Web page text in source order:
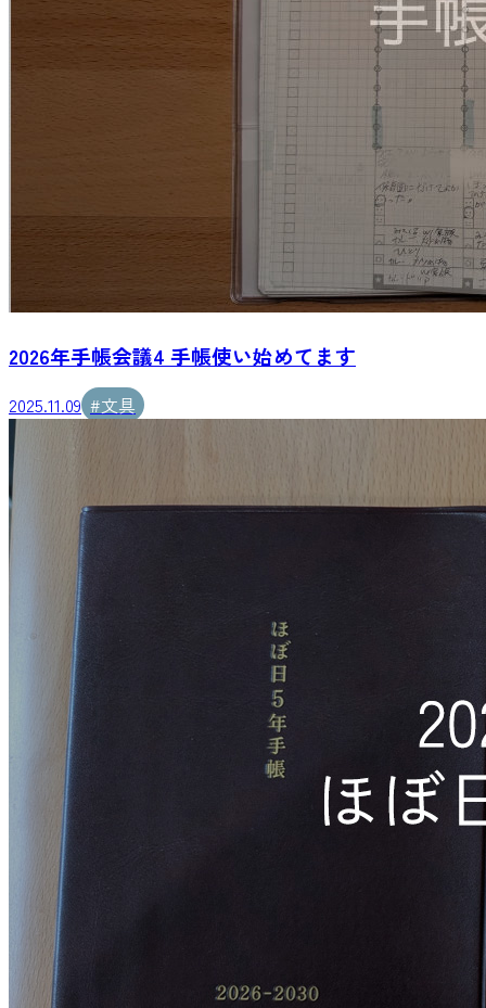
2026年手帳会議4 手帳使い始めてます
2025.11.09 #文具